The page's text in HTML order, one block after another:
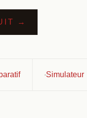
→
Simulateur